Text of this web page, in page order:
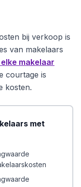
bij verkoop is
van makelaars
makelaar
courtage is
kosten.
met